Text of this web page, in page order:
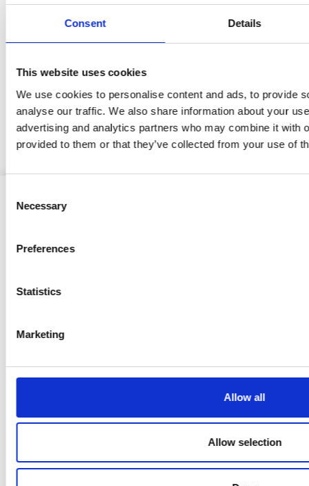
Consent Details
This website uses cookies
We use cookies to personalise content and ads, to provide
analyse our traffic. We also share information about your
advertising and analytics partners who may combine it with
provided to them or that they’ve collected from your use of
Selection
Necessary
Preferences
Statistics
Marketing
Allow all
Allow selection
tärkeää, että levähtäjille ja läpiajajille on tarjota hyvät
palvelut, joista kuntalaisetkin hyötyvät. Palveluista
Lue lisää »
1 12 13 14 15 16 17 18 19